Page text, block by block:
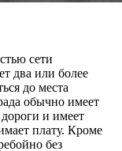
сети
два или более
до места
обычно имеет
и имеет
плату. Кроме
без